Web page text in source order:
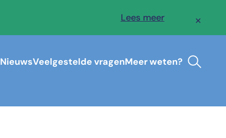
Lees meer ✕
NieuwsVeelgestelde vragenMeer weten?